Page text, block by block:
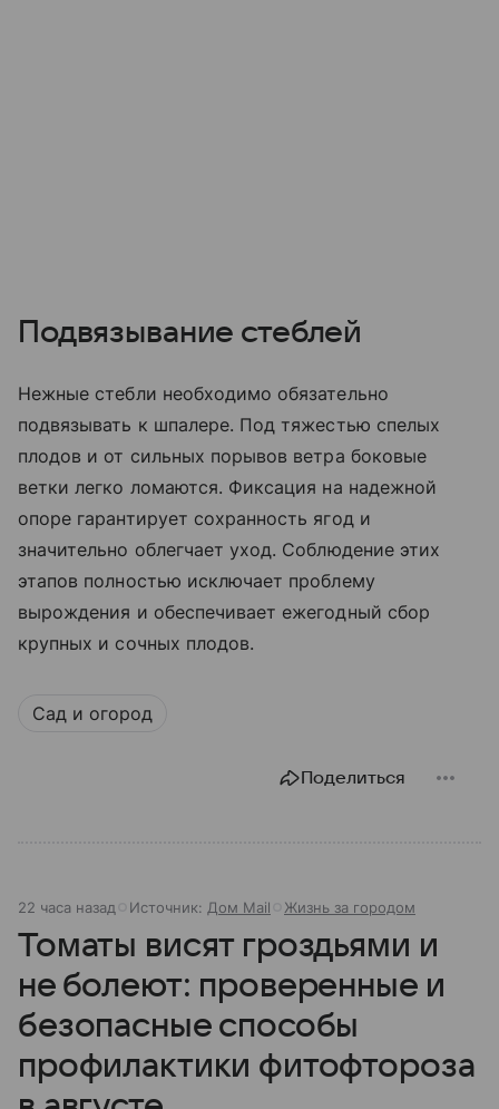
Подвязывание стеблей
Нежные стебли необходимо обязательно
подвязывать к шпалере. Под тяжестью спелых
плодов и от сильных порывов ветра боковые
ветки легко ломаются. Фиксация на надежной
опоре гарантирует сохранность ягод и
значительно облегчает уход. Соблюдение этих
этапов полностью исключает проблему
вырождения и обеспечивает ежегодный сбор
крупных и сочных плодов.
Сад и огород
Поделиться
22 часа назад Источник: Дом Mail Жизнь за городом
Томаты висят гроздьями и
не болеют: проверенные и
безопасные способы
профилактики фитофтороза